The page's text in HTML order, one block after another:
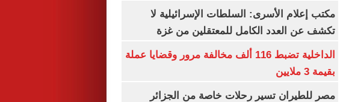
مكتب إعلام الأسرى: السلطات الإسرائيلية لا
تكشف عن العدد الكامل للمعتقلين من غزة
الداخلية تضبط 116 ألف مخالفة مرور وقضايا عملة
بقيمة 3 ملايين
مصر للطيران تسير رحلات خاصة من الجزائر